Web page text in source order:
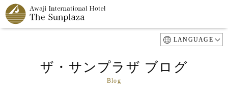
LANGUAGE
ザ・サンプラザ ブログ
Blog